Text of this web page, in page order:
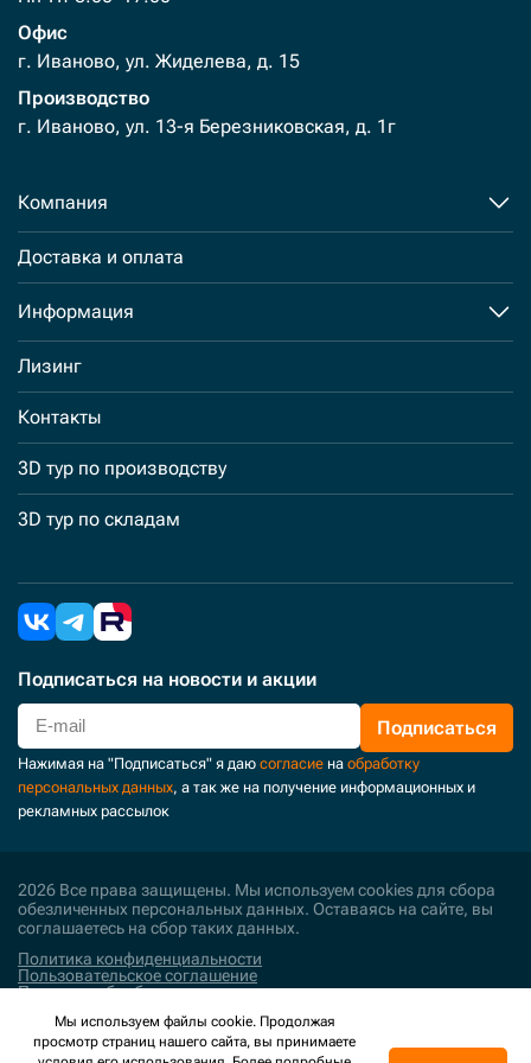
Офис
г. Иваново, ул. Жиделева, д. 15
Производство
г. Иваново, ул. 13-я Березниковская, д. 1г
Компания
Доставка и оплата
Информация
Лизинг
Контакты
3D тур по производству
3D тур по складам
Подписаться на новости и акции
Подписаться
Нажимая на "Подписаться" я даю согласие на обработку
персональных данных, а так же на получение информационных и
рекламных рассылок
2026 Все права защищены. Мы используем cookies для сбора
обезличенных персональных данных. Оставаясь на сайте, вы
соглашаетесь на сбор таких данных.
Политика конфиденциальности
Пользовательское соглашение
Политика обработки персональных данных
Поддержка и развитие
Мы используем файлы cookie. Продолжая
просмотр страниц нашего сайта, вы принимаете